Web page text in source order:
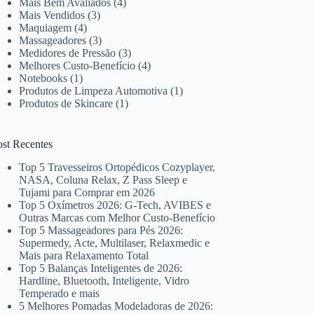
Mais Bem Avaliados (4)
Mais Vendidos (3)
Maquiagem (4)
Massageadores (3)
Medidores de Pressão (3)
Melhores Custo-Benefício (4)
Notebooks (1)
Produtos de Limpeza Automotiva (1)
Produtos de Skincare (1)
Recentes
Top 5 Travesseiros Ortopédicos Cozyplayer,
NASA, Coluna Relax, Z Pass Sleep e
Tujami para Comprar em 2026
Top 5 Oxímetros 2026: G-Tech, AVIBES e
Outras Marcas com Melhor Custo-Benefício
Top 5 Massageadores para Pés 2026:
Supermedy, Acte, Multilaser, Relaxmedic e
Mais para Relaxamento Total
Top 5 Balanças Inteligentes de 2026:
Hardline, Bluetooth, Inteligente, Vidro
Temperado e mais
5 Melhores Pomadas Modeladoras de 2026: